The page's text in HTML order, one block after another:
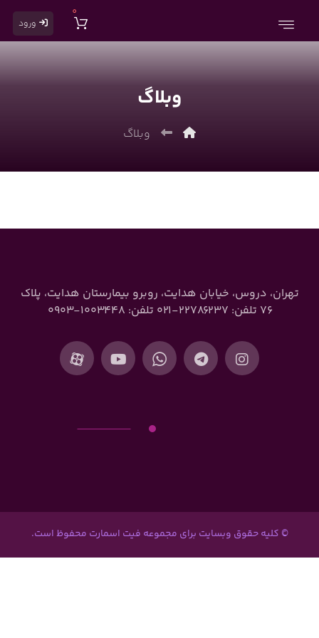
ورود
0
وبلاگ
وبلاگ
تهران، دروس، خیابان هدایت، روبرو بیمارستان هدایت، پلاک
۷۶ تلفن: ۲۲۷۸۶۲۳۷-۰۲۱ تلفن: ۱۰۰۳۴۴۸-۰۹۰۳
© کلیه حقوق وبسایت برای مجموعه فیت اسمارت محفوظ است.